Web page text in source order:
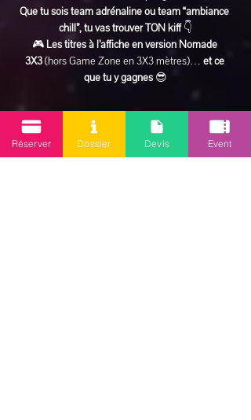
Que tu sois team adrénaline ou team “ambiance
chill”, tu vas trouver TON kiff 👇
🎮 Les titres à l’affiche en version Nomade
3X3 (hors Game Zone en 3X3 mètres)… et ce
que tu y gagnes 😎
En lire plus >
Réserver Dossier Devis Event